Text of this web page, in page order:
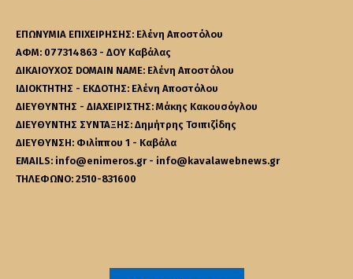
ΕΠΩΝΥΜΙΑ ΕΠΙΧΕΙΡΗΣΗΣ: Ελένη Αποστόλου
ΑΦΜ: 077314863 - ΔΟΥ Καβάλας
ΔΙΚΑΙΟΥΧΟΣ DOMAIN NAME: Ελένη Αποστόλου
ΙΔΙΟΚΤΗΤΗΣ - ΕΚΔΟΤΗΣ: Ελένη Αποστόλου
ΔΙΕΥΘΥΝΤΗΣ - ΔΙΑΧΕΙΡΙΣΤΗΣ: Μάκης Κακουσόγλου
ΔΙΕΥΘΥΝΤΗΣ ΣΥΝΤΑΞΗΣ: Δημήτρης Τσιπιζίδης
ΔΙΕΥΘΥΝΣΗ: Φιλίππου 1 - Καβάλα
EMAILS: info@enimeros.gr - info@kavalawebnews.gr
ΤΗΛΕΦΩΝΟ: 2510-831600